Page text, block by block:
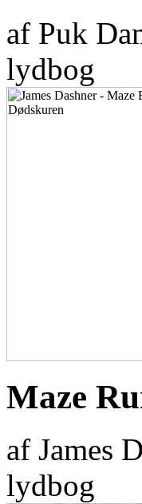
af Puk
lydbog
Maze
af James
lydbog